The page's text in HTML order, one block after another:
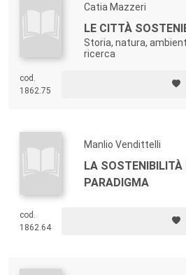
Catia Mazzeri
LE CITTÀ
Storia, natura,
ricerca
cod.
1862.75
Manlio Vendittelli
LA SOSTENIBILITÀ
PARADIGMA
cod.
1862.64